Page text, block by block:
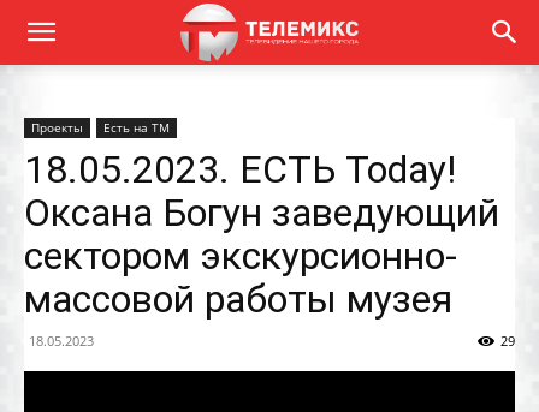
Проекты Есть на ТМ
18.05.2023. ЕСТЬ Today!
Оксана Богун заведующий
сектором экскурсионно-
массовой работы музея
18.05.2023 29